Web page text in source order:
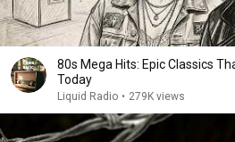
80s Mega Hits: Epic Classics
Today
Liquid Radio • 279K views